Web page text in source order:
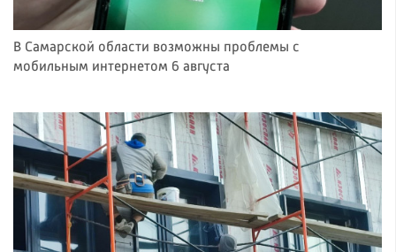
В Самарской области возможны проблемы с
мобильным интернетом 6 августа